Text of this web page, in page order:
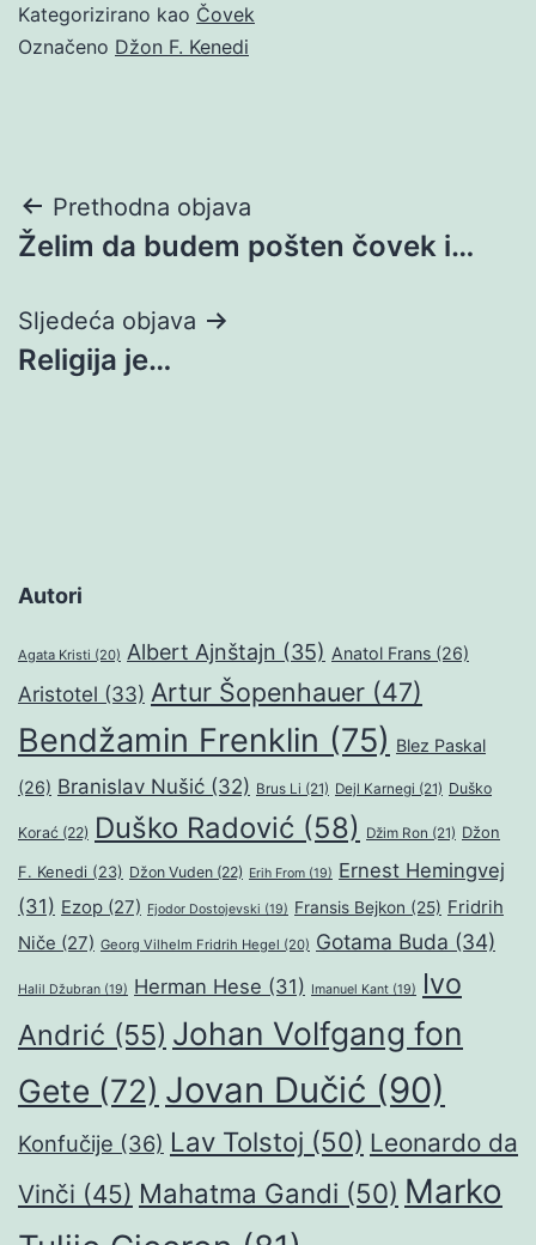
Kategorizirano kao Čovek
Označeno Džon F. Kenedi
Navigacija
objava
Prethodna objava
Želim da budem pošten čovek i…
Sljedeća objava
Religija je…
Autori
Agata Kristi (20) Albert Ajnštajn (35) Anatol Frans (26)
Aristotel (33) Artur Šopenhauer (47)
Bendžamin Frenklin (75) Blez Paskal
(26) Branislav Nušić (32) Brus Li (21) Dejl Karnegi (21) Duško
Korać (22) Duško Radović (58) Džim Ron (21) Džon
F. Kenedi (23) Džon Vuden (22) Erih From (19) Ernest Hemingvej
(31) Ezop (27) Fjodor Dostojevski (19) Fransis Bejkon (25) Fridrih
Niče (27) Georg Vilhelm Fridrih Hegel (20) Gotama Buda (34)
Halil Džubran (19) Herman Hese (31) Imanuel Kant (19)
Ivo
Andrić (55) Johan Volfgang fon
Gete (72) Jovan Dučić (90)
Konfučije (36) Lav Tolstoj (50) Leonardo da
Vinči (45) Mahatma Gandi (50) Marko